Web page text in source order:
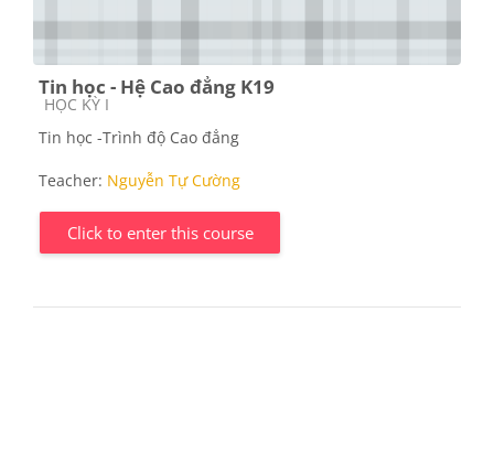
Tin học - Hệ Cao đẳng K19
Course category
HỌC KỲ I
Tin học -Trình độ Cao đẳng
Teacher: Nguyễn Tự Cường
Click to enter this course